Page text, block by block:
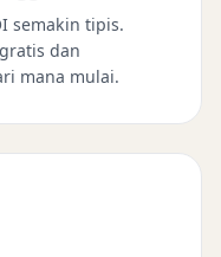
semakin tipis.
dan
mana mulai.